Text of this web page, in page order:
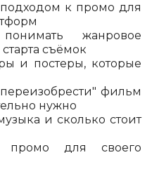
к промо для
жанровое
съёмок
и постеры, которые
фильм
нужно
и сколько стоит
промо для своего